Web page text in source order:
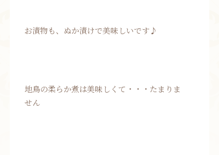
お漬物も、ぬか漬けで美味しいです♪
地鳥の柔らか煮は美味しくて・・・たまりま
せん